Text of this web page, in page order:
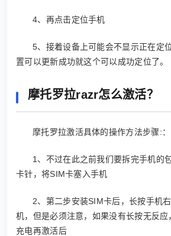
4、再点击定位手机
5、接着设备上可能会不显示正在定
置可以更新成功就这个可以成功定位了。
摩托罗拉razr怎么激活？
摩托罗拉激活具体的操作方法步骤:：
1、不过在此之前我们要拆完手机的
卡针，将SIM卡塞入手机
2、第二步安装SIM卡后，长按手机
机，但是必须注意，如果没有长按无反
充电再激活后